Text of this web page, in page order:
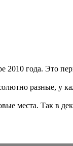
2010 года. Это
разные, у
места. Так в